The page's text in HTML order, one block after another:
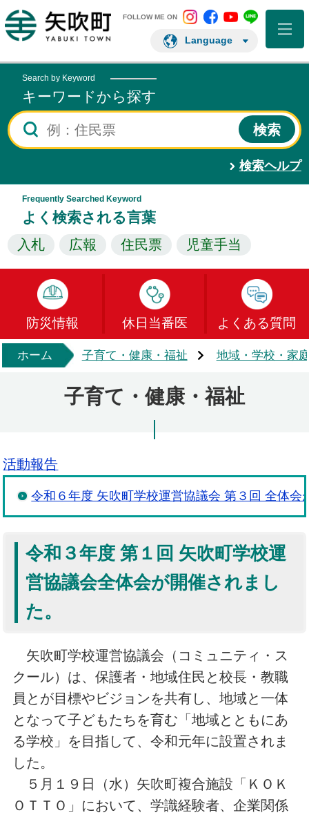
矢吹町ホームページ
FOLLOW ME ON 矢吹町 Instagram
矢吹町矢吹町矢吹町
Language
Search by Keyword
キーワードから探す
検索ヘルプ
Frequently Searched Keyword
よく検索される言葉
入札 広報 住民票 児童手当
防災情報 休日当番医 よくある質問
ホーム 子育て・健康・福祉 地域・学校・家
子育て・健康・福祉
活動報告
令和６年度 矢吹町学校運営協議会 第３回 全体会
令和３年度 第１回 矢吹町学校運
営協議会全体会が開催されまし
た。
矢吹町学校運営協議会（コミュニティ・ス
クール）は、保護者・地域住民と校長・教職
員とが目標やビジョンを共有し、地域と一体
となって子どもたちを育む「地域とともにあ
る学校」を目指して、令和元年に設置されま
した。
５月１９日（水）矢吹町複合施設「ＫＯＫ
ＯＴＴＯ」において、学識経験者、企業関係